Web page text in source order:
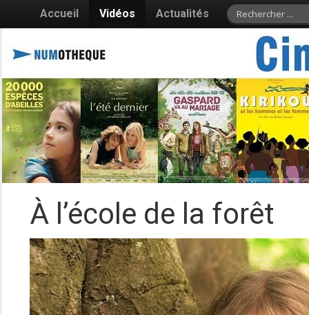
Accueil Vidéos Actualités
À l’école de la forêt